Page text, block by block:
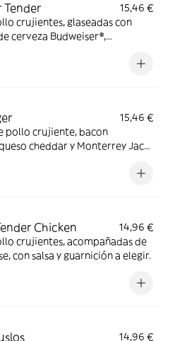
Tender
15,46 €
crujientes, glaseadas con
cerveza Budweiser®,
15,46 €
pollo crujiente, bacon
cheddar y Monterrey Jack
Chicken
14,96 €
crujientes, acompañadas de
con salsa y guarnición a elegir.
14,96 €